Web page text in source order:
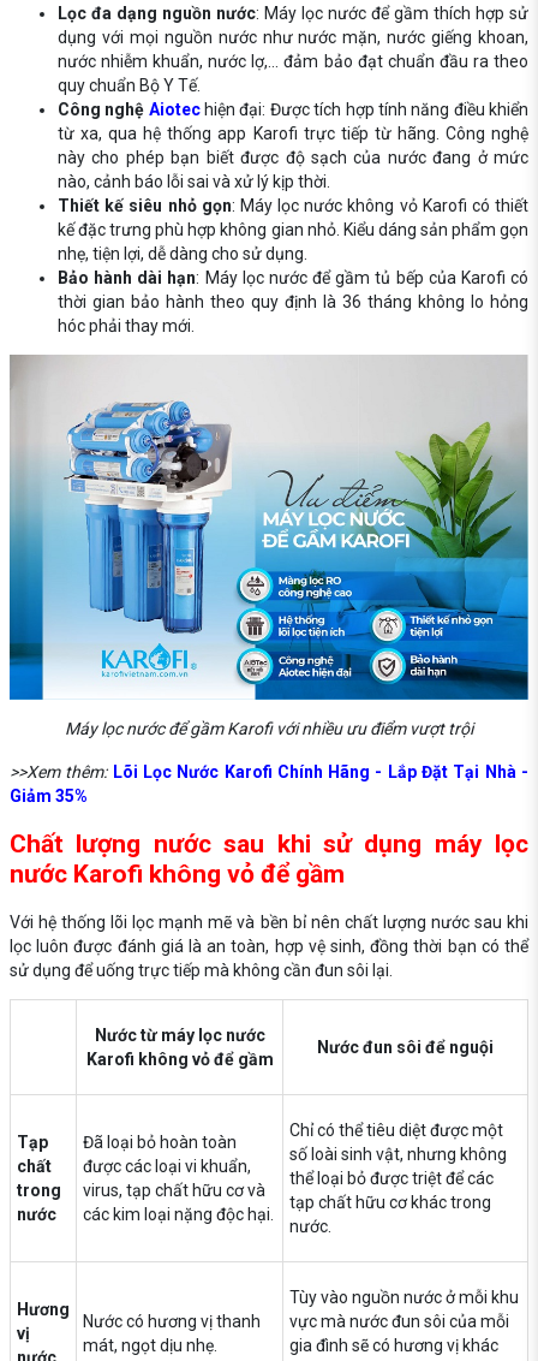
Lọc đa dạng nguồn nước: Máy lọc nước để gầm thích hợp sử
dụng với mọi nguồn nước như nước mặn, nước giếng khoan,
nước nhiễm khuẩn, nước lợ,... đảm bảo đạt chuẩn đầu ra theo
quy chuẩn Bộ Y Tế.
Công nghệ Aiotechiện đại: Được tích hợp tính năng điều khiển
từ xa, qua hệ thống app Karofi trực tiếp từ hãng. Công nghệ
này cho phép bạn biết được độ sạch của nước đang ở mức
nào, cảnh báo lỗi sai và xử lý kịp thời.
Thiết kế siêu nhỏ gọn: Máy lọc nước không vỏ Karofi có thiết
kế đặc trưng phù hợp không gian nhỏ. Kiểu dáng sản phẩm gọn
nhẹ, tiện lợi, dễ dàng cho sử dụng.
Bảo hành dài hạn: Máy lọc nước để gầm tủ bếp của Karofi có
thời gian bảo hành theo quy định là 36 tháng không lo hỏng
hóc phải thay mới.
Máy lọc nước để gầm Karofi với nhiều ưu điểm vượt trội
>>Xem thêm: Lõi Lọc Nước Karofi Chính Hãng - Lắp Đặt Tại Nhà -
Giảm 35%
Chất lượng nước sau khi sử dụng máy lọc
nước Karofi không vỏ để gầm
Với hệ thống lõi lọc mạnh mẽ và bền bỉ nên chất lượng nước sau khi
lọc luôn được đánh giá là an toàn, hợp vệ sinh, đồng thời bạn có thể
sử dụng để uống trực tiếp mà không cần đun sôi lại.
Nước từ máy lọc nước
Karofi không vỏ để gầm
Nước đun sôi để nguội
Tạp
chất
trong
nước
Đã loại bỏ hoàn toàn
được các loại vi khuẩn,
virus, tạp chất hữu cơ và
các kim loại nặng độc hại.
Chỉ có thể tiêu diệt được một
số loài sinh vật, nhưng không
thể loại bỏ được triệt để các
tạp chất hữu cơ khác trong
nước.
Hương
vị
Nước có hương vị thanh
mát, ngọt dịu nhẹ.
Tùy vào nguồn nước ở mỗi khu
vực mà nước đun sôi của mỗi
gia đình sẽ có hương vị khác